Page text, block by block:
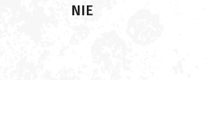
NIE